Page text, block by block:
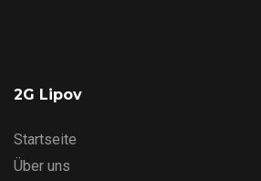
2G Lipov
Startseite
Über uns